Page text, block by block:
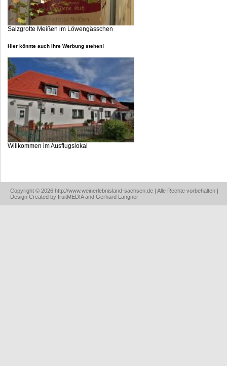
Salzgrotte Meißen im Löwengässchen
Hier könnte auch Ihre Werbung stehen!
Willkommen im Ausflugslokal
Copyright © 2026 http://www.weinerlebnisland-sachsen.de | Alle Rechte vorbehalten |
Design Created by fruitMEDIA and Gerhard Langner